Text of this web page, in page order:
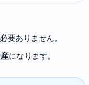
要ありません。
になります。